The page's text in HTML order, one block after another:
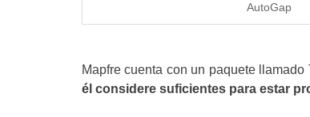
AutoGap
Mapfre cuenta con un paquete
él considere suficientes para estar